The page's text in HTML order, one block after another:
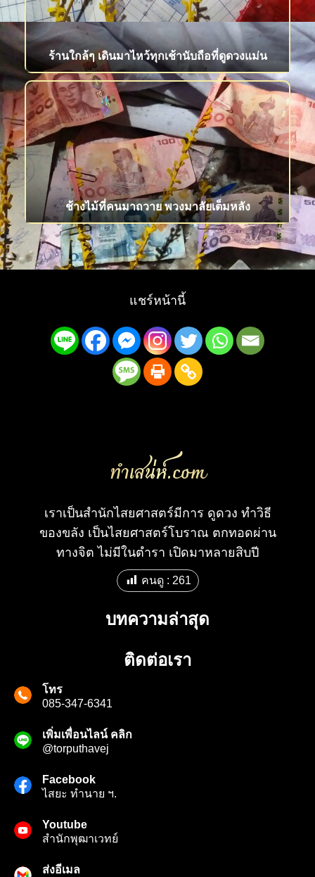
ร้านใกล้ๆ เดินมาไหว้ทุกเช้านับถือที่ดูดวงแม่น
ช้างไม้ที่คนมาถวาย พวงมาลัยเต็มหลัง
แชร์หน้านี้
ทําเสน่ห์.com
เราเป็นสำนักไสยศาสตร์มีการ ดูดวง ทำวิธี
ของขลัง เป็นไสยศาสตร์โบราณ ตกทอดผ่าน
ทางจิต ไม่มีในตำรา เปิดมาหลายสิบปี
คนดู : 261
บทความล่าสุด
ติดต่อเรา
โทร
085-347-6341
เพิ่มเพื่อนไลน์ คลิก
@torputhavej
Facebook
ไสยะ ทำนาย ฯ.
Youtube
สํานักพุฒาเวทย์
ส่งอีเมล